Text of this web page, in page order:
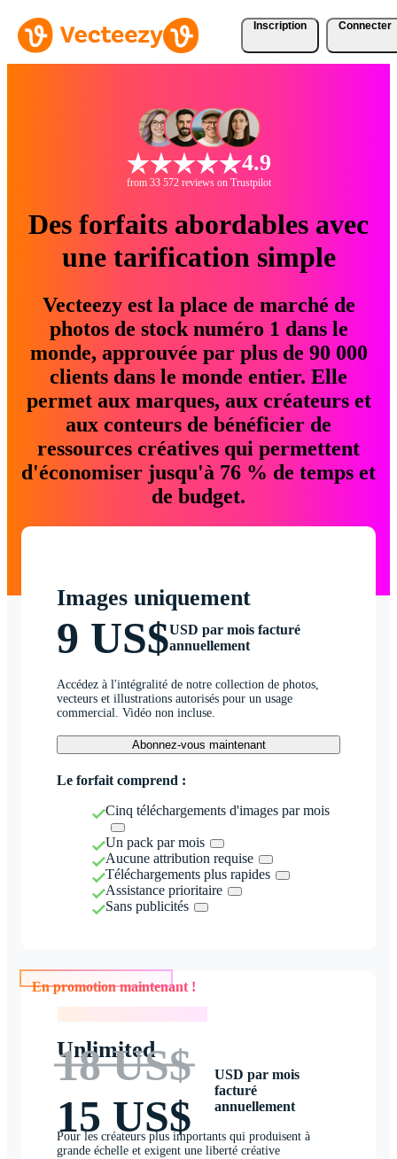
Inscription Connecter
4.9
from 33 572 reviews on Trustpilot
Des forfaits abordables avec
une tarification simple
Vecteezy est la place de marché de
photos de stock numéro 1 dans le
monde, approuvée par plus de 90 000
clients dans le monde entier. Elle
permet aux marques, aux créateurs et
aux conteurs de bénéficier de
ressources créatives qui permettent
d'économiser jusqu'à 76 % de temps et
de budget.
Images uniquement
9 US$USD par mois facturé
annuellement
Accédez à l'intégralité de notre collection de photos,
vecteurs et illustrations autorisés pour un usage
commercial. Vidéo non incluse.
Abonnez-vous maintenant
Le forfait comprend :
Cinq téléchargements d'images par mois
Un pack par mois
Aucune attribution requise
Téléchargements plus rapides
Assistance prioritaire
Sans publicités
En promotion maintenant !
Unlimited
18 US$
15 US$
USD par mois
facturé
annuellement
Pour les créateurs plus importants qui produisent à
grande échelle et exigent une liberté créative